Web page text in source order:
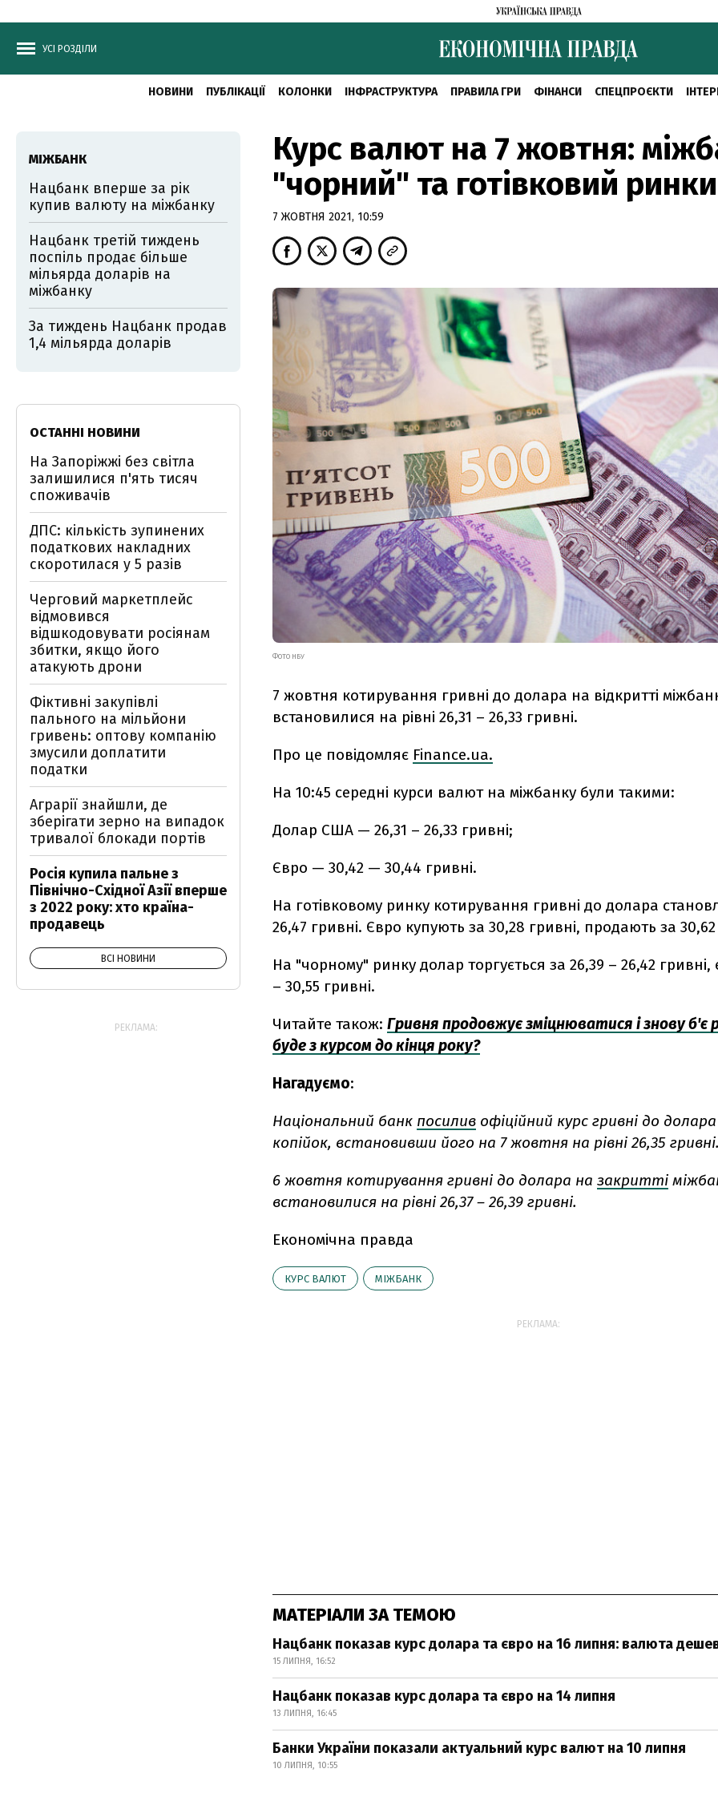
УСІ РОЗДІЛИ
НОВИНИ ПУБЛІКАЦІЇ КОЛОНКИ ІНФРАСТРУКТУРА ПРАВИЛА ГРИ ФІНАНСИ СПЕЦПРОЄКТИ
Курс валют на 7 жовтня:
"чорний" та готівковий ринки
7 ЖОВТНЯ 2021, 10:59
ФОТО НБУ
7 жовтня котирування гривні до долара на відкритті
встановилися на рівні 26,31 – 26,33 гривні.
Про це повідомляє Finance.ua.
На 10:45 середні курси валют на міжбанку були такими:
Долар США — 26,31 – 26,33 гривні;
Євро — 30,42 — 30,44 гривні.
На готівковому ринку котирування гривні до долара
26,47 гривні. Євро купують за 30,28 гривні, продають за
На "чорному" ринку долар торгується за 26,39 – 26,42 гривні,
– 30,55 гривні.
Читайте також: Гривня продовжує зміцнюватися і знову б'є
буде з курсом до кінця року?
Нагадуємо:
Національний банк посилив офіційний курс гривні до
копійок, встановивши його на 7 жовтня на рівні 26,35
6 жовтня котирування гривні до долара на закритті
встановилися на рівні 26,37 – 26,39 гривні.
Економічна правда
КУРС ВАЛЮТ МІЖБАНК
РЕКЛАМА:
МАТЕРІАЛИ ЗА ТЕМОЮ
Нацбанк показав курс долара та євро на 16 липня: валюта
15 ЛИПНЯ, 16:52
Нацбанк показав курс долара та євро на 14 липня
13 ЛИПНЯ, 16:45
Банки України показали актуальний курс валют на 10 липня
10 ЛИПНЯ, 10:55
МІЖБАНК
Нацбанк вперше за рік
купив валюту на міжбанку
Нацбанк третій тиждень
поспіль продає більше
мільярда доларів на
міжбанку
За тиждень Нацбанк продав
1,4 мільярда доларів
ОСТАННІ НОВИНИ
На Запоріжжі без світла
залишилися п'ять тисяч
споживачів
ДПС: кількість зупинених
податкових накладних
скоротилася у 5 разів
Черговий маркетплейс
відмовився
відшкодовувати росіянам
збитки, якщо його
атакують дрони
Фіктивні закупівлі
пального на мільйони
гривень: оптову компанію
змусили доплатити
податки
Аграрії знайшли, де
зберігати зерно на випадок
тривалої блокади портів
Росія купила пальне з
Північно-Східної Азії вперше
з 2022 року: хто країна-
продавець
ВСІ НОВИНИ
РЕКЛАМА: